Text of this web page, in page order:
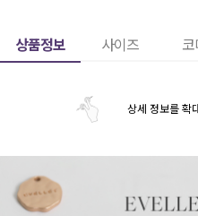
상품정보 사이즈
상세 정보를 확